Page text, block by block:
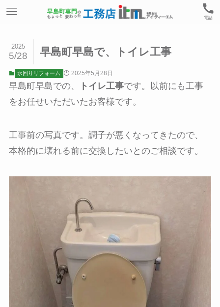
電話
早島町早島で、トイレ工事
2025
5/28
水回りリフォーム 2025年5月28日
早島町早島での、 トイレ工事です。以前にも工事
をお任せいただいたお客様です。
工事前の写真です。調子が悪くなってきたので、
本格的に壊れる前に交換したいとのご相談です。